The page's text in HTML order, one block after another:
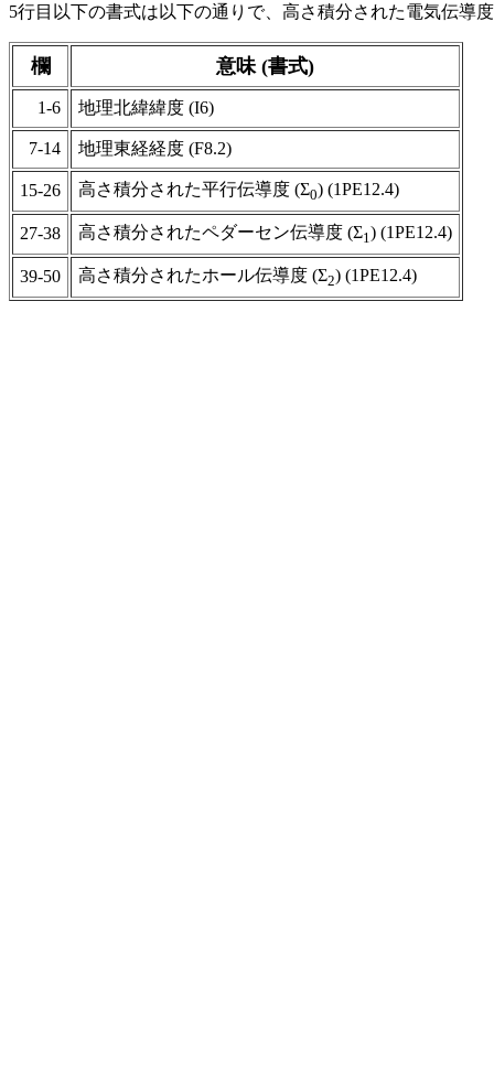
5行目以下の書式は以下の通りで、高さ積分された電気伝導
欄 意味 (書式)
1-6 地理北緯緯度 (I6)
7-14 地理東経経度 (F8.2)
15-26 高さ積分された平行伝導度 (Σ0) (1PE12.4)
27-38 高さ積分されたペダーセン伝導度 (Σ1) (1PE12.4)
39-50 高さ積分されたホール伝導度 (Σ2) (1PE12.4)